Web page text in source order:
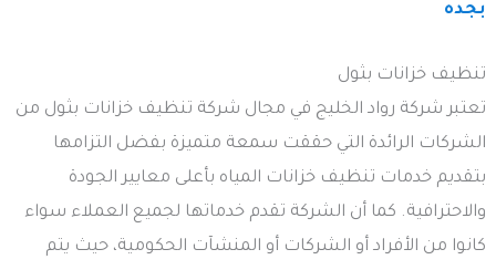
بجده
تنظيف خزانات بثول
تعتبر شركة رواد الخليج في مجال شركة تنظيف خزانات بثول من
الشركات الرائدة التي حققت سمعة متميزة بفضل التزامها
بتقديم خدمات تنظيف خزانات المياه بأعلى معايير الجودة
والاحترافية. كما أن الشركة تقدم خدماتها لجميع العملاء سواء
كانوا من الأفراد أو الشركات أو المنشآت الحكومية، حيث يتم